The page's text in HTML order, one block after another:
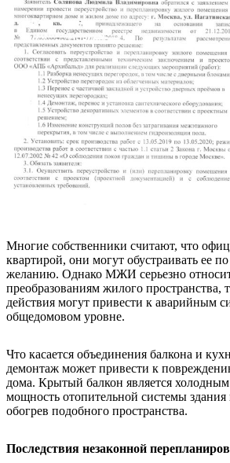
Многие собственники считают, что
квартирой, они могут обустраивать ее
желанию. Однако МЖИ серьезно
преобразованиям жилого пространства,
действия могут привести к аварийным
общедомовом уровне.
Что касается объединения балкона и
демонтаж может привести к
дома. Крытый балкон является
мощность отопительной системы здания
обогрев подобного пространства.
Последствия незаконной